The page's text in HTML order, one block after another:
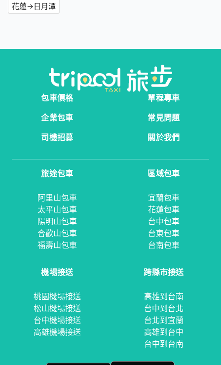
花蓮→日月潭
包車價格
單程專車
企業包車
常見問題
司機招募
關於我們
旅途包車
阿里山包車
太平山包車
陽明山包車
合歡山包車
福壽山包車
區域包車
宜蘭包車
花蓮包車
台中包車
台東包車
台南包車
機場接送
桃園機場接送
松山機場接送
台中機場接送
高雄機場接送
跨縣市接送
高雄到台南
台中到台北
台北到宜蘭
高雄到台中
台中到台南